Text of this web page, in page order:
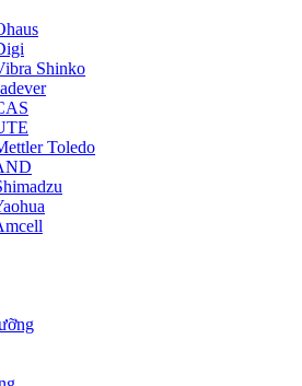
Shinko
Toledo